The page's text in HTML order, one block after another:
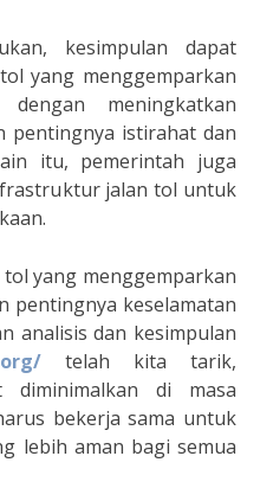
kesimpulan dapat
yang menggemparkan
meningkatkan
pentingnya istirahat dan
itu, pemerintah juga
jalan tol untuk
yang menggemparkan
pentingnya keselamatan
analisis dan kesimpulan
telah kita tarik,
diminimalkan di masa
bekerja sama untuk
lebih aman bagi semua